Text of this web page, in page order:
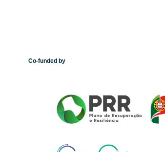
Co-funded by